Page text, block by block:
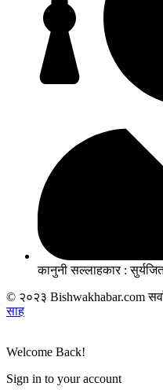
कानुनी सल्लाहकार :
© २०२३ Bishwakhabar.com
साह
Welcome Back!
Sign in to your account